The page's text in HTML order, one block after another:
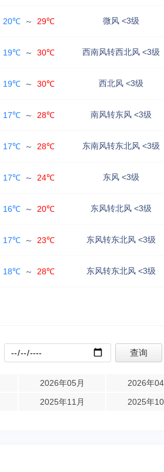
20℃ ～ 29℃ 微风 <3级
19℃ ～ 30℃ 西南风转西北风 <3级
19℃ ～ 30℃ 西北风 <3级
17℃ ～ 28℃ 南风转东风 <3级
17℃ ～ 28℃ 东南风转东北风 <3级
17℃ ～ 24℃ 东风 <3级
16℃ ～ 20℃ 东风转北风 <3级
17℃ ～ 23℃ 东风转东北风 <3级
18℃ ～ 28℃ 东风转东北风 <3级
2026年05月 2026年
2025年11月 2025年